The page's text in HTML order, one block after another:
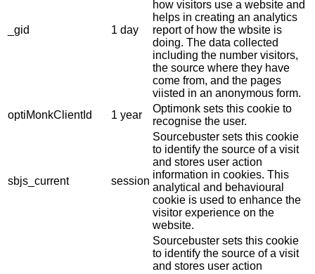
_gid 1 day
how visitors use a website and
helps in creating an analytics
report of how the wbsite is
doing. The data collected
including the number visitors,
the source where they have
come from, and the pages
viisted in an anonymous form.
optiMonkClientId
1 year
Optimonk sets this cookie to
recognise the user.
sbjs_current session
Sourcebuster sets this cookie
to identify the source of a visit
and stores user action
information in cookies. This
analytical and behavioural
cookie is used to enhance the
visitor experience on the
website.
Sourcebuster sets this cookie
to identify the source of a visit
and stores user action